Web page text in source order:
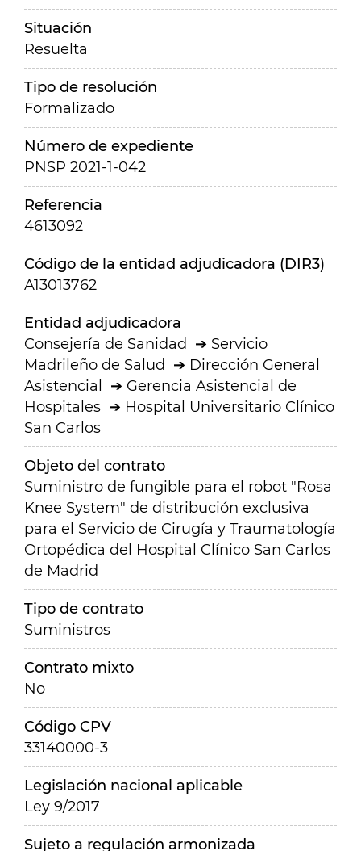
Situación
Resuelta
Tipo de resolución
Formalizado
Número de expediente
PNSP 2021-1-042
Referencia
4613092
Código de la entidad adjudicadora (DIR3)
A13013762
Entidad adjudicadora
Consejería de Sanidad
Servicio
Madrileño de Salud
Dirección General
Asistencial
Gerencia Asistencial de
Hospitales
Hospital Universitario Clínico
San Carlos
Objeto del contrato
Suministro de fungible para el robot "Rosa
Knee System" de distribución exclusiva
para el Servicio de Cirugía y Traumatología
Ortopédica del Hospital Clínico San Carlos
de Madrid
Tipo de contrato
Suministros
Contrato mixto
No
Código CPV
33140000-3
Legislación nacional aplicable
Ley 9/2017
Sujeto a regulación armonizada